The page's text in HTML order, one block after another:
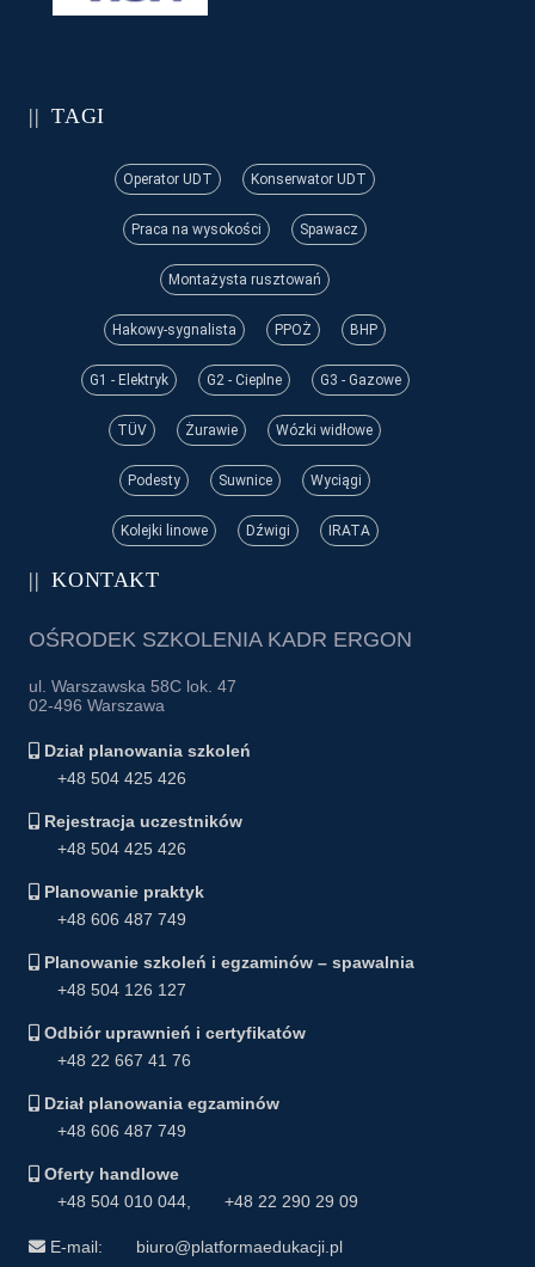
KONTAKT
OŚRODEK SZKOLENIA KADR ERGON
ul. Warszawska 58C lok. 47
02-496 Warszawa
Dział planowania szkoleń
+48 504 425 426
Rejestracja uczestników
+48 504 425 426
Planowanie praktyk
+48 606 487 749
Planowanie szkoleń i egzaminów – spawalnia
+48 504 126 127
Odbiór uprawnień i certyfikatów
+48 22 667 41 76
Dział planowania egzaminów
+48 606 487 749
Oferty handlowe
+48 504 010 044
+48 22 290 29 09
E-mail: biuro@platformaedukacji.pl
TAGI
Operator UDT Konserwator UDT
Praca na wysokości Spawacz
Montażysta rusztowań
Hakowy-sygnalista PPOŻ BHP
G1 - Elektryk G2 - Cieplne G3 - Gazowe
TÜV Żurawie Wózki widłowe
Podesty Suwnice Wyciągi
Kolejki linowe Dźwigi IRATA